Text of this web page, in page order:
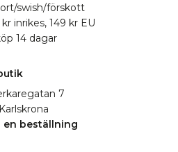
swish/förskott
inrikes, 149 kr EU
14 dagar
7
en beställning